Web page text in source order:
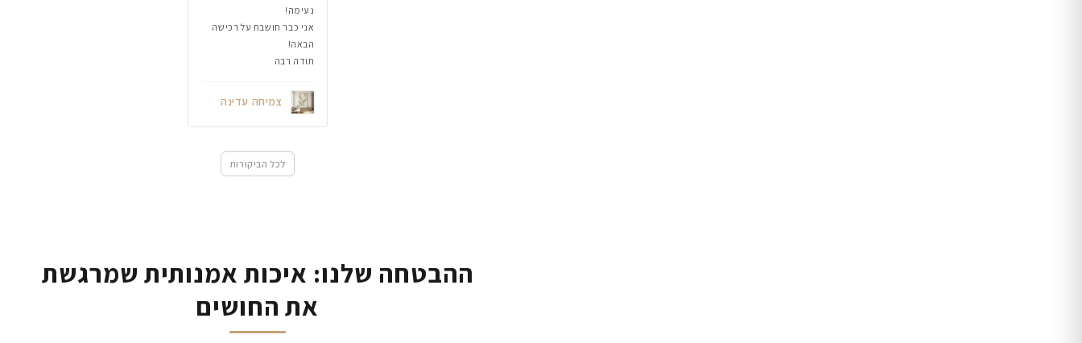
נעימה!
אני כבר חושבת על רכישה
הבאה!
תודה רבה
צמיחה עדינה
לכל הביקורות
ההבטחה שלנו: איכות אמנותית שמרגשת
את החושים